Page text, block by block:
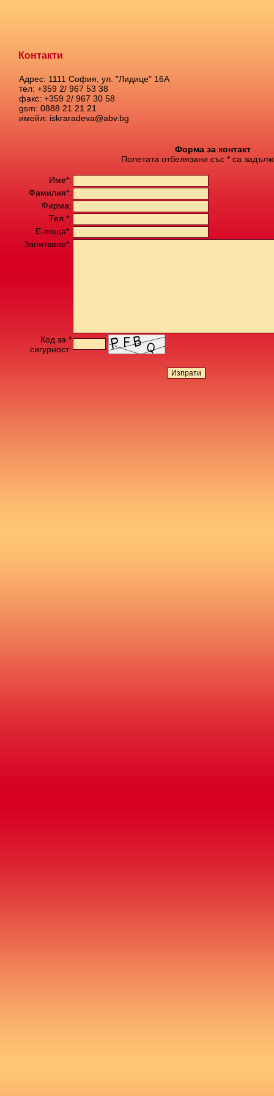
Контакти
Адрес: 1111 София, ул. "Лидице" 16А
тел: +359 2/ 967 53 38
факс: +359 2/ 967 30 58
gsm: 0888 21 21 21
имейл: iskraradeva@abv.bg
Форма за контакт
Полетата отбелязани със * са
Име*:
Фамилия*:
Фирма:
Тел.*:
Е-поща*:
Запитване*:
Код за *
сигурност: